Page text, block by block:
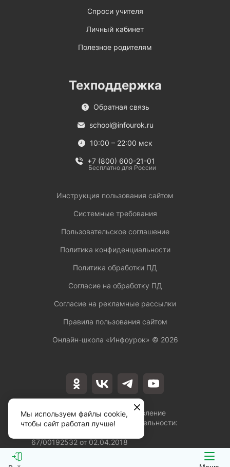
Лицензия на осуществление
образовательной деятельности:
67/00192532 от 02.04.2018
Спроси учителя
Личный кабинет
Полезное родителям
Техподдержка
Обратная связь
school@infourok.ru
10:00 – 22:00 мск
+7 (800) 600-21-01
Бесплатно для России
Инструкция пользования сайтом
Системные требования
Пользовательское соглашение
Политика конфиденциальности
Политика обработки ПД
Согласие на обработку ПД
Согласие на рекламные рассылки
Правила пользования сайтом
Онлайн-школа «Инфоурок» © 2026
Мы используем файлы cookie,
чтобы сайт работал лучше!